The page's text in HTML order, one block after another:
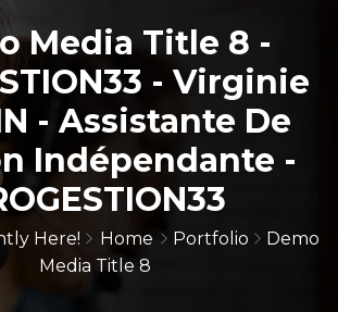
Media Title 8 -
- Virginie
- Assistante De
Indépendante -
Here! Home Portfolio
Demo
Media Title 8